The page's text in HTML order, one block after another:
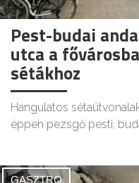
Pest-budai
utca a
sétákhoz
Hangulatos
éppen pezsgő pesti,
GASZTRO